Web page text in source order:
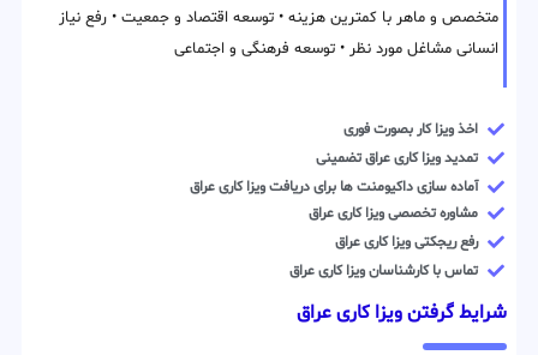
متخصص و ماهر با کمترین هزینه • توسعه اقتصاد و جمعیت • رفع نیاز
انسانی مشاغل مورد نظر • توسعه فرهنگی و اجتماعی
اخذ ویزا کار بصورت فوری
تمدید ویزا کاری عراق تضمینی
آماده سازی داکیومنت ها برای دریافت ویزا کاری عراق
مشاوره تخصصی ویزا کاری عراق
رفع ریجکتی ویزا کاری عراق
تماس با کارشناسان ویزا کاری عراق
شرایط گرفتن ویزا کاری عراق